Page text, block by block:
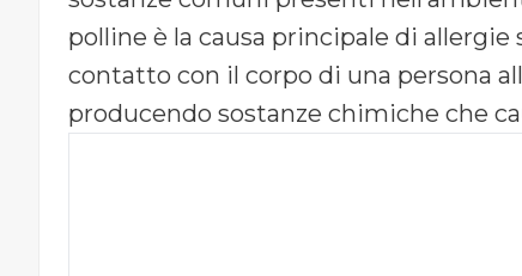
polline è la causa principale di
contatto con il corpo di una persona
producendo sostanze chimiche che